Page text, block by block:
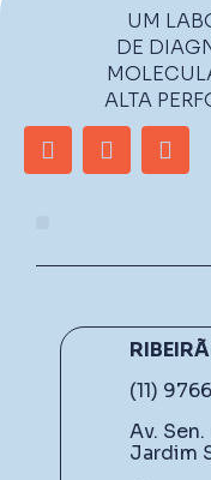
UM
DE
ALTA
(11)
Av.
Jardim